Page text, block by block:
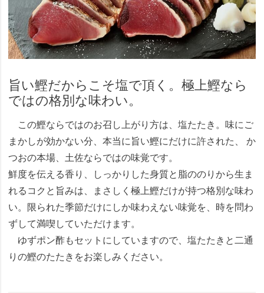
旨い鰹だからこそ塩で頂く。極上鰹なら
ではの格別な味わい。
この鰹ならではのお召し上がり方は、塩たたき。味にご
まかしが効かない分、本当に旨い鰹にだけに許された、 か
つおの本場、土佐ならではの味覚です。
鮮度を伝える香り、しっかりした身質と脂ののりから生ま
れるコクと旨みは、まさしく極上鰹だけが持つ格別な味わ
い。限られた季節だけにしか味わえない味覚を、時を問わ
ずして満喫していただけます。
ゆずポン酢もセットにしていますので、塩たたきと二通
りの鰹のたたきをお楽しみください。